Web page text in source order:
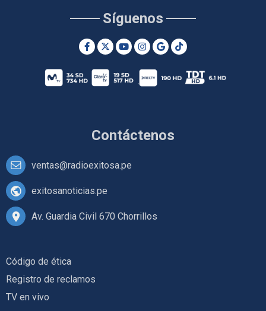
Contáctenos
ventas@radioexitosa.pe
exitosanoticias.pe
Av. Guardia Civil 670 Chorrillos
Síguenos
Código de ética
Registro de reclamos
TV en vivo